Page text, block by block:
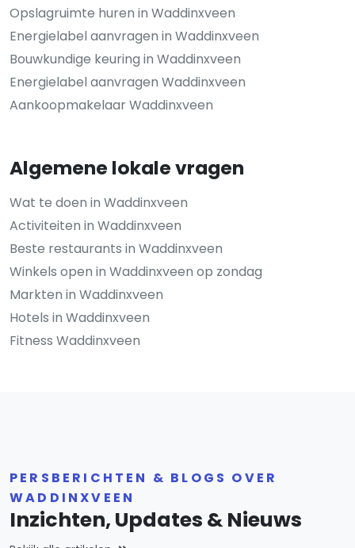
Opslagruimte huren in Waddinxveen
Energielabel aanvragen in Waddinxveen
Bouwkundige keuring in Waddinxveen
Energielabel aanvragen Waddinxveen
Aankoopmakelaar Waddinxveen
Algemene lokale vragen
Wat te doen in Waddinxveen
Activiteiten in Waddinxveen
Beste restaurants in Waddinxveen
Winkels open in Waddinxveen op zondag
Markten in Waddinxveen
Hotels in Waddinxveen
Fitness Waddinxveen
PERSBERICHTEN & BLOGS OVER
WADDINXVEEN
Inzichten, Updates & Nieuws